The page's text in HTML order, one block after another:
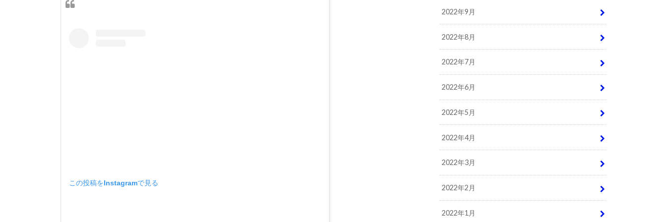
この投稿をInstagramで見る
2022年9月
2022年8月
2022年7月
2022年6月
2022年5月
2022年4月
2022年3月
2022年2月
2022年1月